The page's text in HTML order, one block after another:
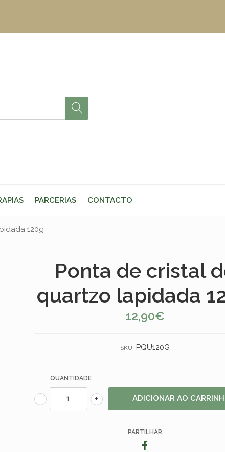
PARCERIAS CONTACTO
120g
Ponta de cristal
quartzo lapidada
12,90€
SKU: PQU120G
QUANTIDADE
+
-
PARTILHAR